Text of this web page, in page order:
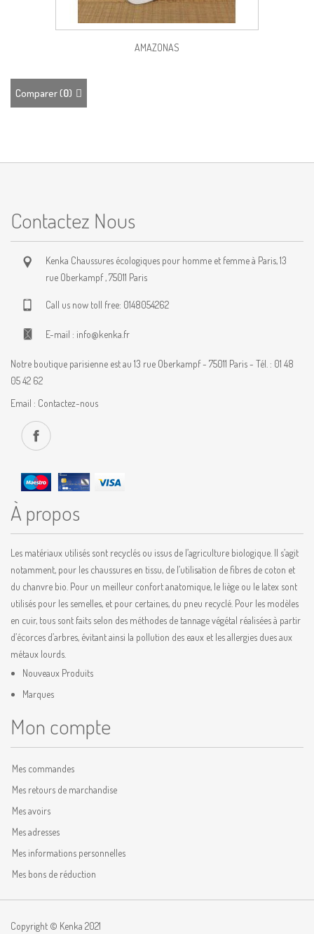
AMAZONAS
Comparer (0)
Contactez Nous
Kenka Chaussures écologiques pour homme et femme à Paris, 13
rue Oberkampf , 75011 Paris
Call us now toll free: 0148054262
E-mail : info@kenka.fr
Notre boutique parisienne est au 13 rue Oberkampf - 75011 Paris - Tél. : 01 48
05 42 62
Email : Contactez-nous
À propos
Les matériaux utilisés sont recyclés ou issus de l’agriculture biologique. Il s’agit
notamment, pour les chaussures en tissu, de l’utilisation de fibres de coton et
du chanvre bio. Pour un meilleur confort anatomique, le liège ou le latex sont
utilisés pour les semelles, et pour certaines, du pneu recyclé. Pour les modèles
en cuir, tous sont faits selon des méthodes de tannage végétal réalisées à partir
d’écorces d’arbres, évitant ainsi la pollution des eaux et les allergies dues aux
métaux lourds.
Nouveaux Produits
Marques
Mon compte
Mes commandes
Mes retours de marchandise
Mes avoirs
Mes adresses
Mes informations personnelles
Mes bons de réduction
Copyright © Kenka 2021